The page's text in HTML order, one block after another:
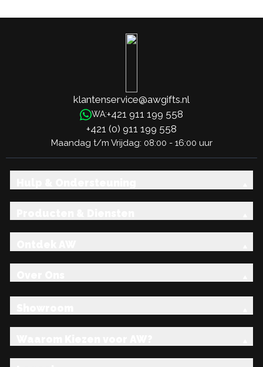
klantenservice@awgifts.nl
WA:+421 911 199 558
+421 (0) 911 199 558
Maandag t/m Vrijdag: 08:00 - 16:00 uur